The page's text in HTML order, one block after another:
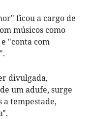
ficou a cargo de
músicos como
"conta com
divulgada,
um adufe, surge
a tempestade,